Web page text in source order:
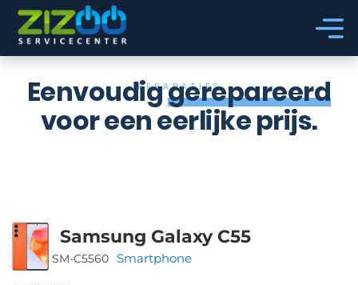
Ga naar hoofdinhoud
Ga naar voettekst
REPARATIES
Eenvoudiggerepareerd
voor een eerlijke prijs.
Samsung Galaxy C55
SM-C5560 Smartphone